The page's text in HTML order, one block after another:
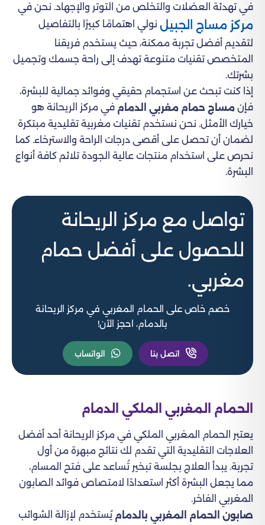
في تهدئة العضلات والتخلص من التوتر والإجهاد. نحن في
مركز مساج الجبيل نولي اهتمامًا كبيرًا بالتفاصيل
لتقديم أفضل تجربة ممكنة، حيث يستخدم فريقنا
المتخصص تقنيات متنوعة تهدف إلى راحة جسمك وتجميل
بشرتك.
إذا كنت تبحث عن استجمام حقيقي وفوائد جمالية للبشرة،
فإن مساج حمام مغربي الدمام في مركز الريحانة هو
خيارك الأمثل. نحن نستخدم تقنيات مغربية تقليدية مبتكرة
لضمان أن تحصل على أقصى درجات الراحة والاسترخاء. كما
نحرص على استخدام منتجات عالية الجودة تلائم كافة أنواع
البشرة.
تواصل مع مركز الريحانة
للحصول على أفضل حمام
مغربي.
خصم خاص على الحمام المغربي في مركز الريحانة
بالدمام، احجز الآن!
اتصل بنا الواتساب
الحمام المغربي الملكي الدمام
يعتبر الحمام المغربي الملكي في مركز الريحانة أحد أفضل
العلاجات التقليدية التي تقدم لك نتائج مبهرة من أول
تجربة. يبدأ العلاج بجلسة تبخير تُساعد على فتح المسام،
مما يجعل البشرة أكثر استعدادًا لامتصاص فوائد الصابون
المغربي الفاخر.
صابون الحمام المغربي بالدمام يُستخدم لإزالة الشوائب